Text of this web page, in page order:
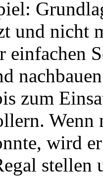
und nicht
einfachen
zum
Wenn
wird
stellen